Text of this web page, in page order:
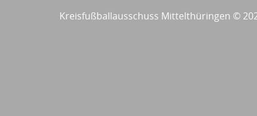
Kreisfußballausschuss Mittelthüringen ©